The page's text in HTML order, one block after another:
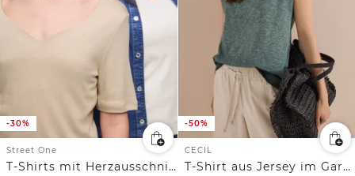
-30%
Street One
T-Shirts mit Herzausschnitt im 2er-Pack
-50%
CECIL
T-Shirt aus Jersey im Garment Dye Look